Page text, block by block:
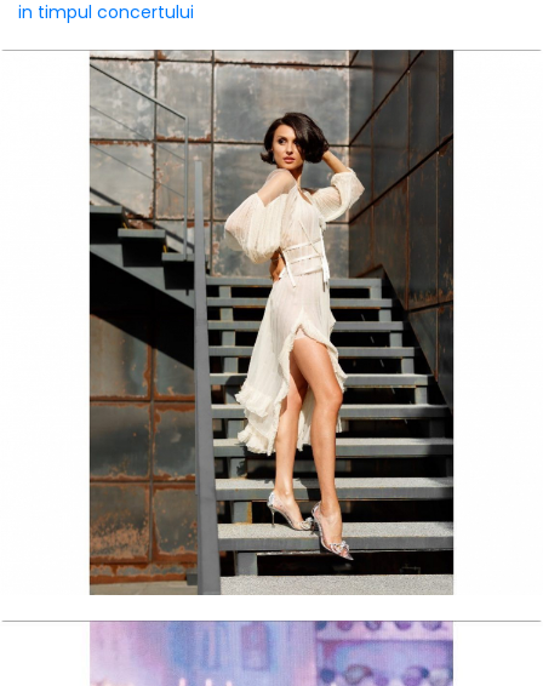
in timpul concertului